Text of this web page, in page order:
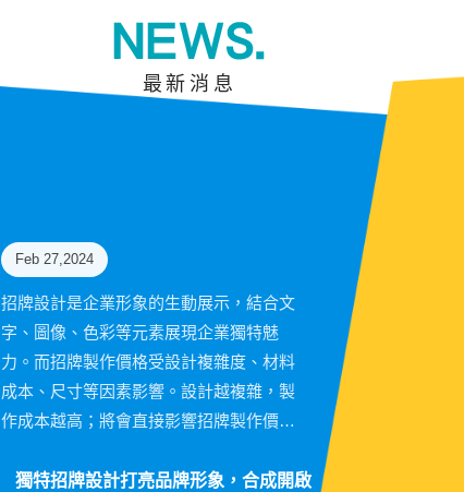
最新消息
Feb 27,2024
招牌設計是企業形象的生動展示，結合文
字、圖像、色彩等元素展現企業獨特魅
力。而招牌製作價格受設計複雜度、材料
成本、尺寸等因素影響。設計越複雜，製
作成本越高；將會直接影響招牌製作價
相符，以提升企業形象與競爭力。
獨特招牌設計打亮品牌形象，合成開啟